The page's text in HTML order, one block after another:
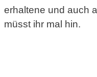
erhaltene und auch
müsst ihr mal hin.